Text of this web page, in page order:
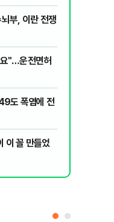
부, 이란 전쟁
"…운전면허
도 폭염에 전
이 꼴 만들었